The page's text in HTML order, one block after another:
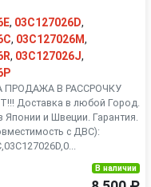
, 03C127026D,
, 03C127026M,
, 03C127026J,
В РАССРОЧКУ
Доставка в любой Город.
Японии и Швеции. Гарантия.
с ДВС):
В наличии